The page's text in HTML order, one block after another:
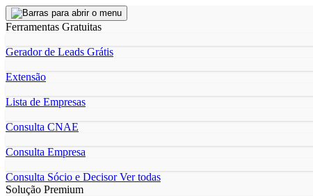
Ferramentas Gratuitas
Gerador de Leads Grátis
Extensão
Lista de Empresas
Consulta CNAE
Consulta Empresa
Consulta Sócio e DecisorVer todas
Solução Premium